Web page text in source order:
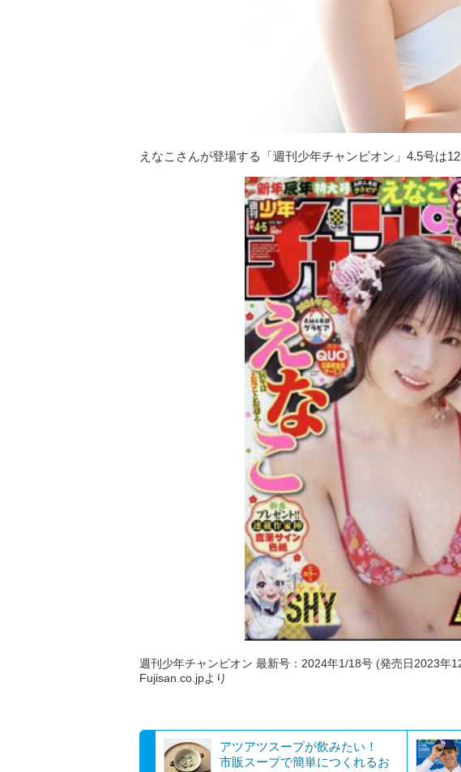
えなこさんが登場する「週刊少年チャンピオン」4.5号は12
週刊少年チャンピオン 最新号：2024年1/18号 (発売日2023年
Fujisan.co.jpより
アツアツスープが飲みたい！
市販スープで簡単につくれるお